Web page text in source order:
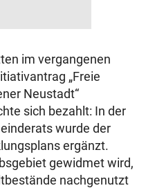
im vergangenen
„Freie
Neustadt“
sich bezahlt: In der
wurde der
ergänzt.
gewidmet wird,
nachgenutzt